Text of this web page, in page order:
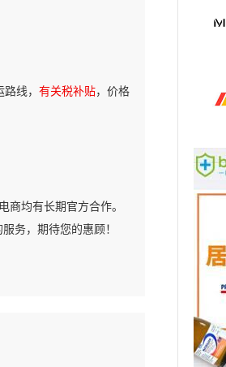
线， 有关税补贴，价格
商均有长期官方合作。
务，期待您的惠顾！